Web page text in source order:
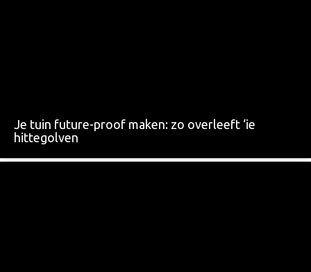
Je tuin future-proof maken: zo overleeft ‘ie
hittegolven